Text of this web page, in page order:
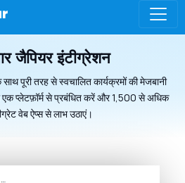
जैपियर इंटीग्रेशन
पूरी तरह से स्वचालित कार्यक्रमों की मेजबानी
प्लेटफ़ॉर्म से प्रबंधित करें और 1,500 से अधिक
वेब ऐप्स से लाभ उठाएं।